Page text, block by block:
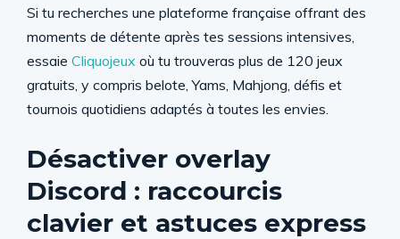
Si tu recherches une plateforme française offrant des
moments de détente après tes sessions intensives,
essaie Cliquojeux où tu trouveras plus de 120 jeux
gratuits, y compris belote, Yams, Mahjong, défis et
tournois quotidiens adaptés à toutes les envies.
Désactiver overlay
Discord : raccourcis
clavier et astuces express